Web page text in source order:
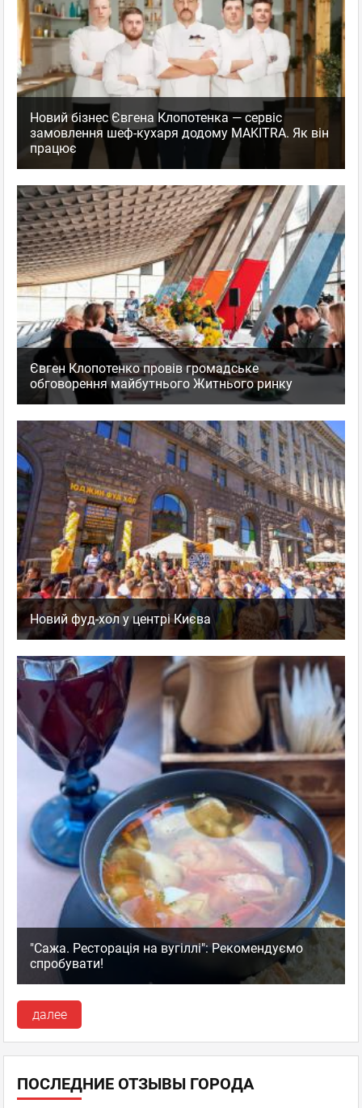
Новий бізнес Євгена Клопотенка — сервіс
замовлення шеф-кухаря додому MAKITRA. Як він
працює
Євген Клопотенко провів громадське
обговорення майбутнього Житнього ринку
Новий фуд-хол у центрі Києва
"Сажа. Ресторація на вугіллі": Рекомендуємо
спробувати!
далее
ПОСЛЕДНИЕ ОТЗЫВЫ ГОРОДА